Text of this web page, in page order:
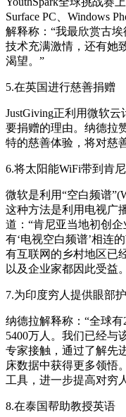
Surface PC、Windows
解释称：“我最欣赏古
技术充满激情，还有她
渴望。”
5.在英国进行慈善捐赠
JustGiving正利用微软
要捐赠的理由。纳德拉
特的慈善体验，将对慈
6.将太阳能WiFi带到肯
微软是利用“空白频谱
这种方法是利用电视广
道：“肯尼亚当地初创
有‘电视空白频谱’相连
有互联网的乡村地区已
以及企业家都因此受益
7.为印度穷人提供眼部
纳德拉解释称：“全球
5400万人。我们已经与
专家接触，通过了解先
床数据中获得更多领悟
工具，进一步提高对穷
8.在泰国帮助教授英语